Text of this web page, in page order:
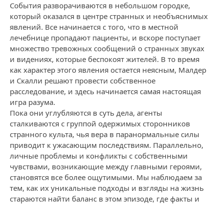
События разворачиваются в небольшом городке,
который оказался в центре странных и необъяснимых
явлений. Все начинается с того, что в местной
лечебнице пропадают пациенты, и вскоре поступает
множество тревожных сообщений о странных звуках
и видениях, которые беспокоят жителей. В то время
как характер этого явления остается неясным, Малдер
и Скалли решают провести собственное
расследование, и здесь начинается самая настоящая
игра разума.
Пока они углубляются в суть дела, агенты
сталкиваются с группой одержимых сторонников
странного культа, чья вера в паранормальные силы
приводит к ужасающим последствиям. Параллельно,
личные проблемы и конфликты с собственными
чувствами, возникающие между главными героями,
становятся все более ощутимыми. Мы наблюдаем за
тем, как их уникальные подходы и взгляды на жизнь
стараются найти баланс в этом эпизоде, где факты и